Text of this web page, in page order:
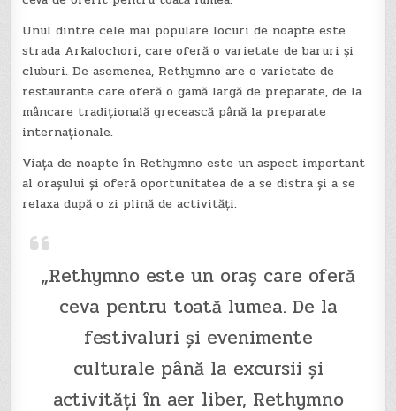
Unul dintre cele mai populare locuri de noapte este
strada Arkalochori, care oferă o varietate de baruri și
cluburi. De asemenea, Rethymno are o varietate de
restaurante care oferă o gamă largă de preparate, de la
mâncare tradițională grecească până la preparate
internaționale.
Viața de noapte în Rethymno este un aspect important
al orașului și oferă oportunitatea de a se distra și a se
relaxa după o zi plină de activități.
„Rethymno este un oraș care oferă
ceva pentru toată lumea. De la
festivaluri și evenimente
culturale până la excursii și
activități în aer liber, Rethymno